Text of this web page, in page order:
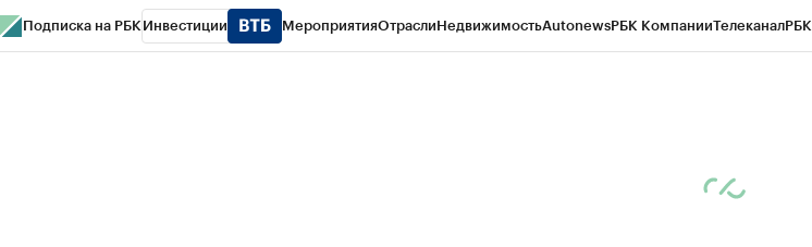
Подписка на РБК Инвестиции МероприятияОтраслиНедвижимостьAutonewsРБК КомпанииТелеканал